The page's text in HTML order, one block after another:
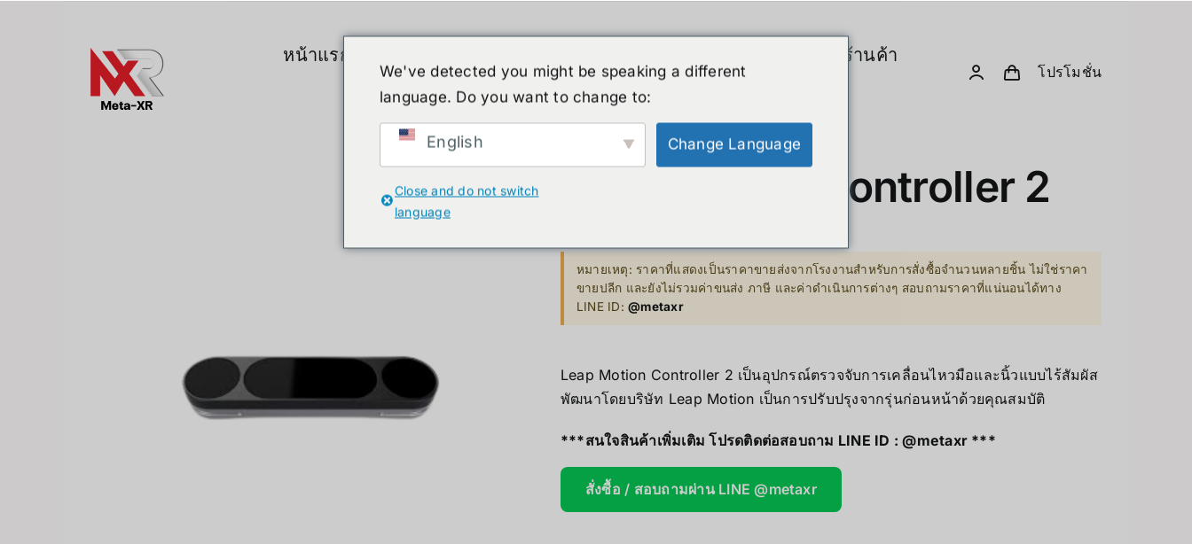
หน้าแรก
A. VR / AR / XR
B. Smart Glasses &
Microsoft Hololens 2
C. GPU & Computing
VGA Card
Supermicro GPU Server
Mini/Micro PC & eGPU
Unitree-Humanoid
Robodog
Accessories
UV Printer
ร้านค้า
สินค้าลดราคา
เกี่ยวกับเรา
โปรโมชั่น
Leap Motion Controller 2
หมายเหตุ: ราคาที่แสดงเป็นราคาขายส่งจากโรงงานสำหรับการสั่งซื้อจำนวนหลายชิ้น ไม่ใช่ราคา
ขายปลีก และยังไม่รวมค่าขนส่ง ภาษี และค่าดำเนินการต่างๆ สอบถามราคาที่แน่นอนได้ทาง
LINE ID:@metaxr
Leap Motion Controller 2 เป็นอุปกรณ์ตรวจจับการเคลื่อนไหวมือและนิ้วแบบไร้สัมผัส
พัฒนาโดยบริษัท Leap Motion เป็นการปรับปรุงจากรุ่นก่อนหน้าด้วยคุณสมบัติ
***สนใจสินค้าเพิ่มเติม โปรดติดต่อสอบถาม LINE ID :@metaxr ***
สั่งซื้อ / สอบถามผ่าน LINE @metaxr
We've detected you might be speaking a different
language. Do you want to change to:
English Change Language
Close and do not switch
language